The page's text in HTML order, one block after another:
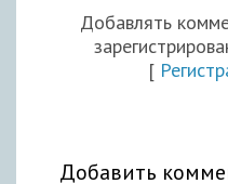
Добавлять
[
Добавить